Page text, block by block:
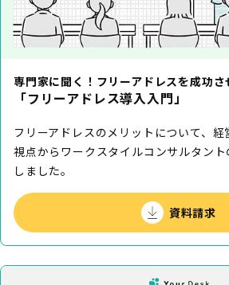
専門家に聞く！フリーアドレスを成功さ
「フリーアドレス導入入門」
フリーアドレスのメリットについて、
視点からワークスタイルコンサルタン
しました。
資料請求